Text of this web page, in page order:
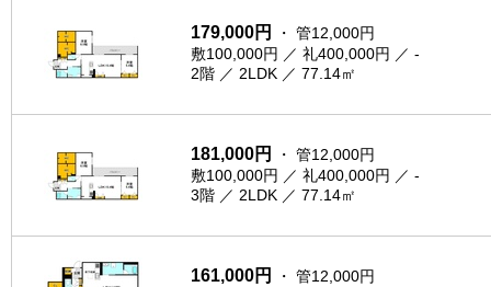
179,000円
・ 管12,000円
敷100,000円 ／ 礼400,000円 ／ -
2階 ／ 2LDK ／ 77.14㎡
181,000円
・ 管12,000円
敷100,000円 ／ 礼400,000円 ／ -
3階 ／ 2LDK ／ 77.14㎡
161,000円
・ 管12,000円